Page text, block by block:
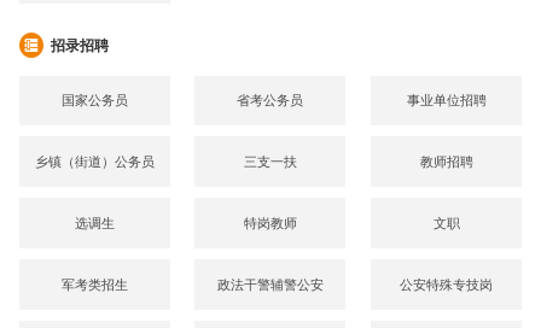
招录招聘
国家公务员 省考公务员 事业单位招聘
乡镇（街道）公务员 三支一扶 教师招聘
选调生 特岗教师 文职
军考类招生 政法干警辅警公安 公安特殊专技岗